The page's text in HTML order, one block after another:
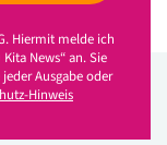
Hiermit melde ich
News“ an. Sie
Ausgabe oder
Hinweis